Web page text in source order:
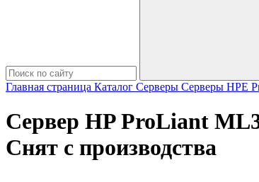
Главная страница Каталог Серверы Серверы HPE
Сервер HP ProLiant
Снят с производства